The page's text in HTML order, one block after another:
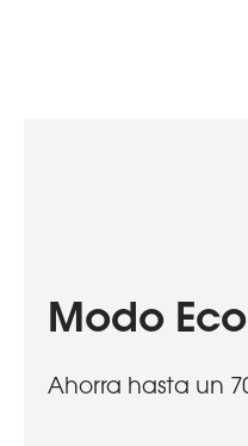
Modo Eco
Ahorra hasta un